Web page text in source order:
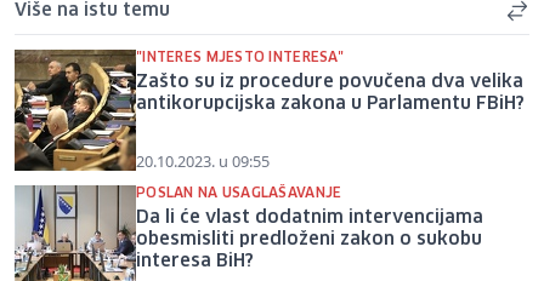
Više na istu temu
"INTERES MJESTO INTERESA"
Zašto su iz procedure povučena dva velika
antikorupcijska zakona u Parlamentu FBiH?
20.10.2023. u 09:55
POSLAN NA USAGLAŠAVANJE
Da li će vlast dodatnim intervencijama
obesmisliti predloženi zakon o sukobu
interesa BiH?